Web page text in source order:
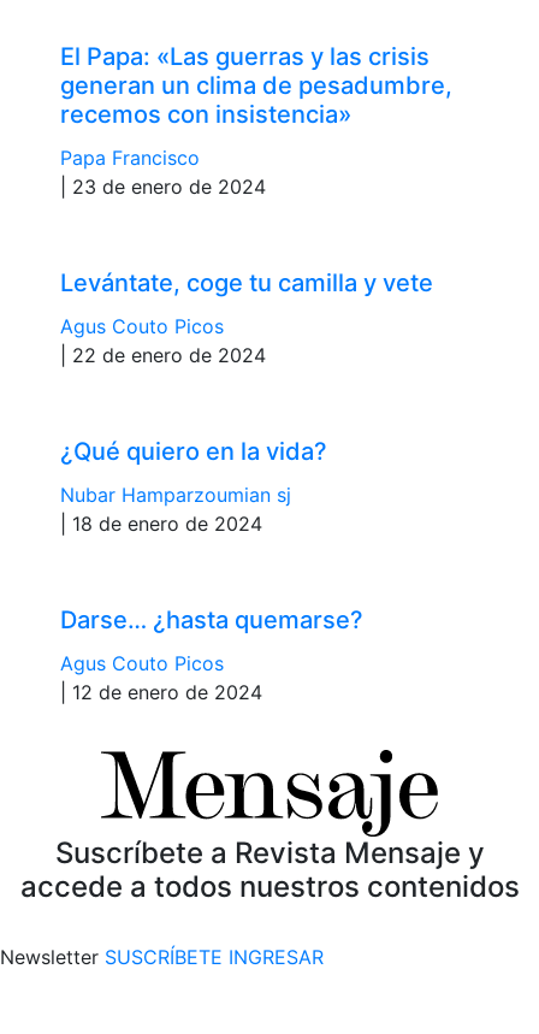
El Papa: «Las guerras y las crisis
generan un clima de pesadumbre,
recemos con insistencia»
Papa Francisco
| 23 de enero de 2024
Levántate, coge tu camilla y vete
Agus Couto Picos
| 22 de enero de 2024
¿Qué quiero en la vida?
Nubar Hamparzoumian sj
| 18 de enero de 2024
Darse… ¿hasta quemarse?
Agus Couto Picos
| 12 de enero de 2024
Suscríbete a Revista Mensaje y
accede a todos nuestros contenidos
Newsletter SUSCRÍBETE INGRESAR